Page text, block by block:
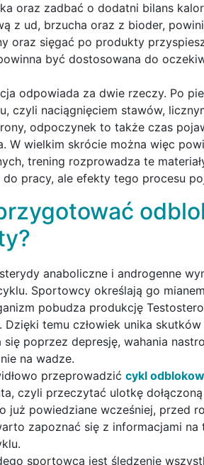
oraz zadbać o dodatni bilans
z ud, brzucha oraz z bioder,
oraz sięgać po produkty
być dostosowana do
odpowiada za dwie rzeczy. Po
czyli naciągnięciem stawów,
odpoczynek to także czas
W wielkim skrócie można więc
trening rozprowadza te
pracy, ale efekty tego procesu
anaboliczne i androgenne
Sportowcy określają go
pobudza produkcję
Dzięki temu człowiek unika
się poprzez depresję, wahania
na wadze.
przeprowadzić cykl
czyli przeczytać ulotkę
już powiedziane wcześniej, przed
zapoznać się z informacjami
sportowca jest śledzenie